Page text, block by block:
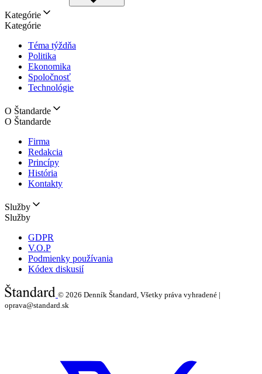
Kategórie
Kategórie
Téma týždňa
Politika
Ekonomika
Spoločnosť
Technológie
O Štandarde
O Štandarde
Firma
Redakcia
Princípy
História
Kontakty
Služby
Služby
GDPR
V.O.P
Podmienky používania
Kódex diskusií
© 2026 Denník Štandard, Všetky práva vyhradené |
oprava@standard.sk